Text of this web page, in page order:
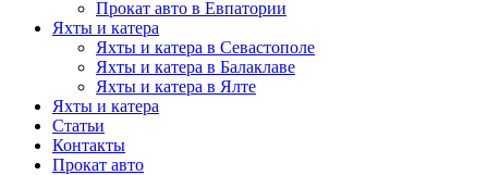
Прокат авто в Евпатории
Яхты и катера
Яхты и катера в Севастополе
Яхты и катера в Балаклаве
Яхты и катера в Ялте
Яхты и катера
Статьи
Контакты
Прокат авто